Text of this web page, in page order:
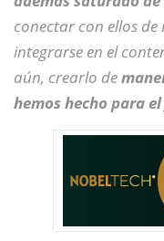
conectar con ellos de
integrarse en el
aún, crearlo de
hemos hecho para